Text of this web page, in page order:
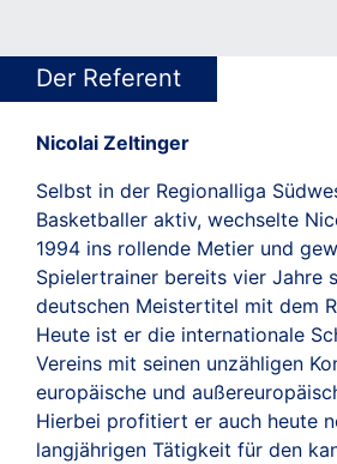
Der Referent
Nicolai Zeltinger
Selbst in der Regionalliga
Basketballer aktiv, wechselte
1994 ins rollende Metier und
Spielertrainer bereits vier Jahre
deutschen Meistertitel mit dem
Heute ist er die internationale
Vereins mit seinen unzähligen
europäische und
Hierbei profitiert er auch heute
langjährigen Tätigkeit für den